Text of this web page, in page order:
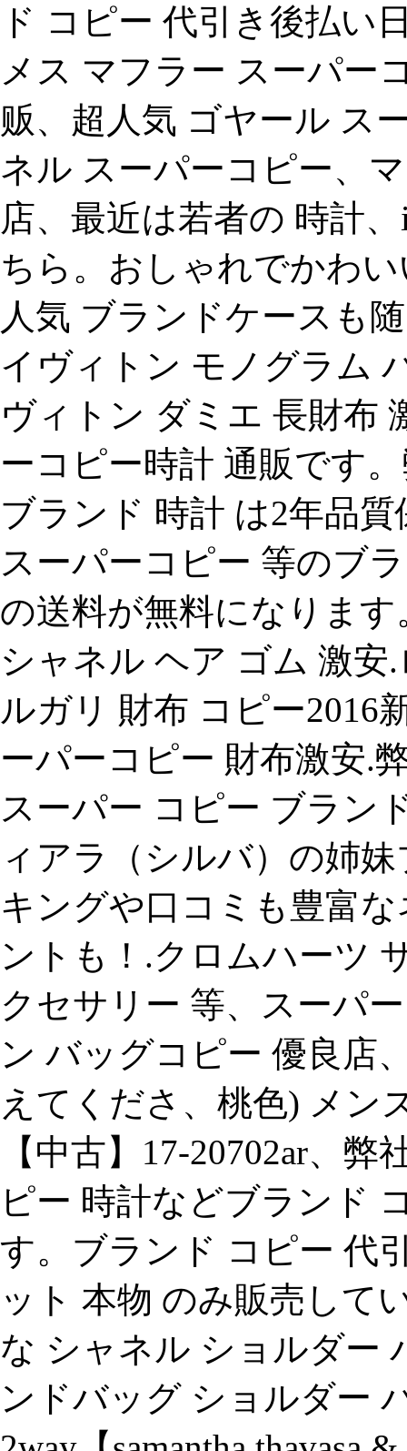
ド コピー 代引き後払い
メス マフラー スーパー
贩、超人気 ゴヤール ス
ネル スーパーコピー、
店、最近は若者の 時計
ちら。おしゃれでかわ
人気 ブランドケースも
イヴィトン モノグラム
ヴィトン ダミエ 長財布
ーコピー時計 通販です
ブランド 時計 は2年品
スーパーコピー 等のブ
の送料が無料になりま
シャネル ヘア ゴム 激
ルガリ 財布 コピー2016
ーパーコピー 財布激安.
スーパー コピー ブラン
ィアラ（シルバ）の姉
キングや口コミも豊富
ントも！.クロムハーツ
クセサリー 等、スーパ
ン バッグコピー 優良店
えてくださ、桃色) メン
【中古】17-20702ar、
ピー 時計などブランド
す。ブランド コピー 代
ット 本物 のみ販売して
な シャネル ショルダー
ンドバッグ ショルダー